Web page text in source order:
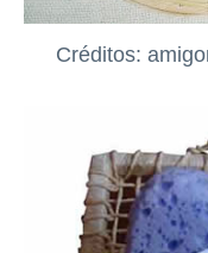
Créditos: